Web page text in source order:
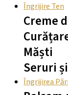
Îngrijire Ten
Creme
Măști
Seruri
Îngrijirea